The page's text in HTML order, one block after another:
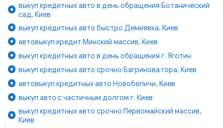
выкуп кредитных авто в день обращения Ботанический
сад, Киев
выкуп кредитных авто быстро Демиевка, Киев
автовыкуп кредит Минский массив, Киев
выкуп кредитных авто в день обращения г. Яготин
выкуп кредитных авто срочно Багринова гора, Киев
автовыкуп кредитных авто Новобеличи, Киев
выкуп авто с частичным долгом г. Киев
выкуп кредитных авто срочно Первомайский массив,
Киев